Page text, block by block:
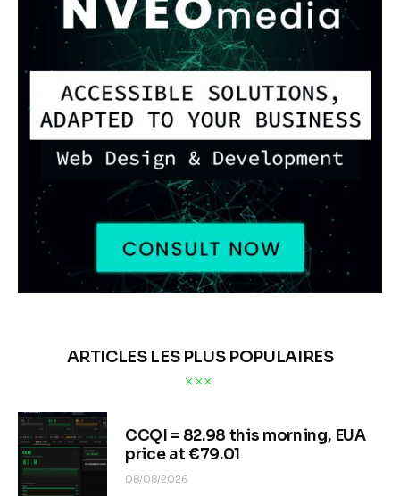
ARTICLES LES PLUS POPULAIRES
CCQI = 82.98 this morning, EUA
price at €79.01
08/08/2026